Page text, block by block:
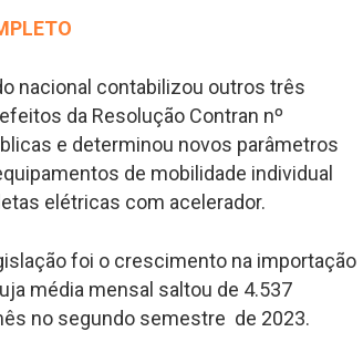
nacional contabilizou outros três
da Resolução Contran nº
e determinou novos parâmetros
de mobilidade individual
elétricas com acelerador.
foi o crescimento na importação
média mensal saltou de 4.537
no segundo semestre de 2023.